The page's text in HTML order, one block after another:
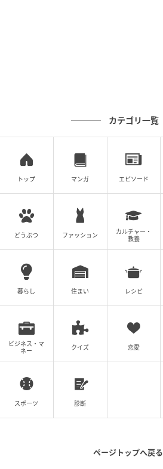
カテゴリ一覧
トップ マンガ エピソード
どうぶつ ファッション
カルチャー・
教養
暮らし 住まい レシピ
ビジネス・マ
ネー
クイズ 恋愛
スポーツ 診断
ページトップへ戻る